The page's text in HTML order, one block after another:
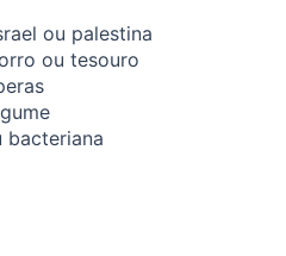
ou palestina
ou tesouro
bacteriana